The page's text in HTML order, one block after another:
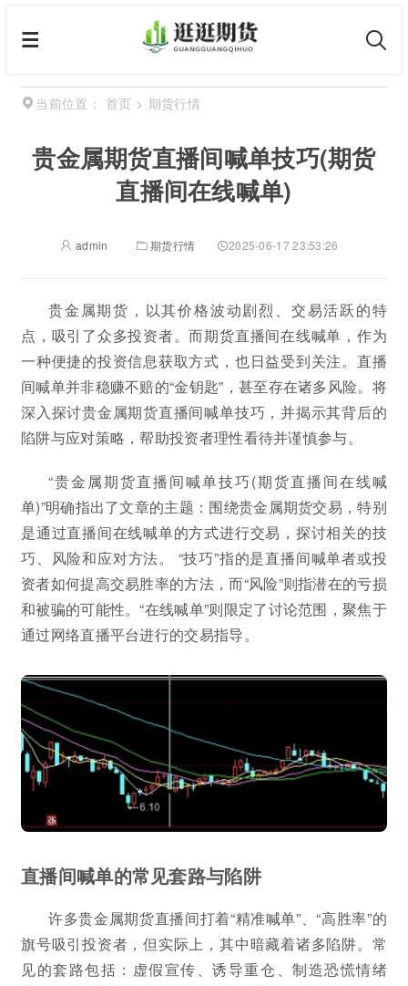
当前位置： 首页 > 期货行情
贵金属期货直播间喊单技巧(期货
直播间在线喊单)
admin 期货行情 2025-06-17 23:53:26
贵金属期货，以其价格波动剧烈、交易活跃的特
点，吸引了众多投资者。而期货直播间在线喊单，作为
一种便捷的投资信息获取方式，也日益受到关注。直播
间喊单并非稳赚不赔的“金钥匙”，甚至存在诸多风险。将
深入探讨贵金属期货直播间喊单技巧，并揭示其背后的
陷阱与应对策略，帮助投资者理性看待并谨慎参与。
“贵金属期货直播间喊单技巧(期货直播间在线喊
单)”明确指出了文章的主题：围绕贵金属期货交易，特别
是通过直播间在线喊单的方式进行交易，探讨相关的技
巧、风险和应对方法。 “技巧”指的是直播间喊单者或投
资者如何提高交易胜率的方法，而“风险”则指潜在的亏损
和被骗的可能性。“在线喊单”则限定了讨论范围，聚焦于
通过网络直播平台进行的交易指导。
直播间喊单的常见套路与陷阱
许多贵金属期货直播间打着“精准喊单”、“高胜率”的
旗号吸引投资者，但实际上，其中暗藏着诸多陷阱。常
见的套路包括：虚假宣传、诱导重仓、制造恐慌情绪